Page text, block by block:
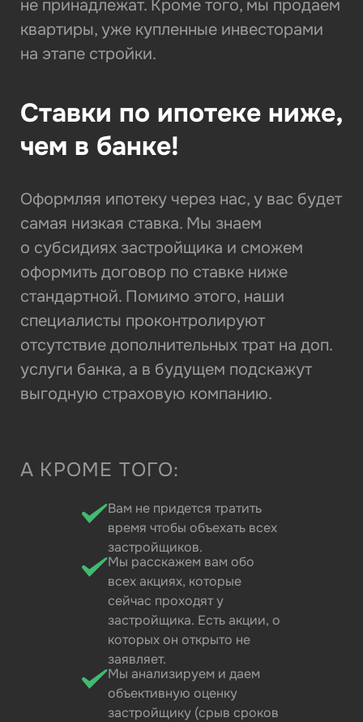
не принадлежат. Кроме того, мы продаем
квартиры, уже купленные инвесторами
на этапе стройки.
Ставки по ипотеке ниже,
чем в банке!
Оформляя ипотеку через нас, у вас будет
самая низкая ставка. Мы знаем
о субсидиях застройщика и сможем
оформить договор по ставке ниже
стандартной. Помимо этого, наши
специалисты проконтролируют
отсутствие дополнительных трат на доп.
услуги банка, а в будущем подскажут
выгодную страховую компанию.
А КРОМЕ ТОГО:
Вам не придется тратить
время чтобы объехать всех
застройщиков.
Мы расскажем вам обо
всех акциях, которые
сейчас проходят у
застройщика. Есть акции, о
которых он открыто не
заявляет.
Мы анализируем и даем
объективную оценку
застройщику (срыв сроков